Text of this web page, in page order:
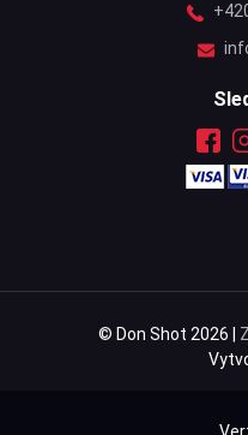
© Don Shot 2026 |